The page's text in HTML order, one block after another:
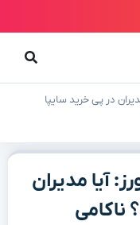
در پی خرید سایپا
آیا مدیران
ناکامی